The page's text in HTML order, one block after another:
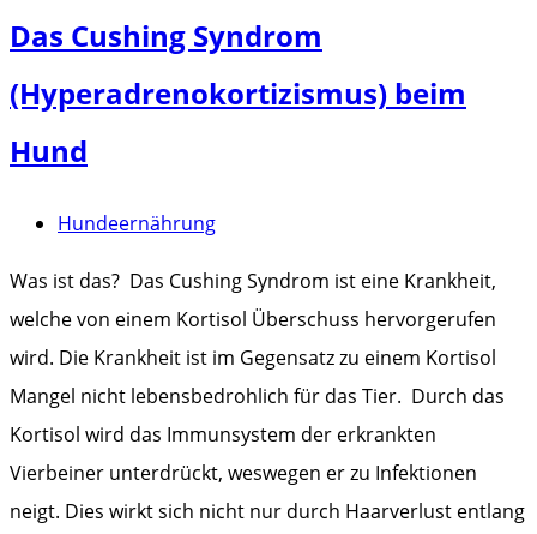
Das Cushing Syndrom
(Hyperadrenokortizismus) beim
Hund
Hundeernährung
Was ist das? Das Cushing Syndrom ist eine Krankheit,
welche von einem Kortisol Überschuss hervorgerufen
wird. Die Krankheit ist im Gegensatz zu einem Kortisol
Mangel nicht lebensbedrohlich für das Tier. Durch das
Kortisol wird das Immunsystem der erkrankten
Vierbeiner unterdrückt, weswegen er zu Infektionen
neigt. Dies wirkt sich nicht nur durch Haarverlust entlang